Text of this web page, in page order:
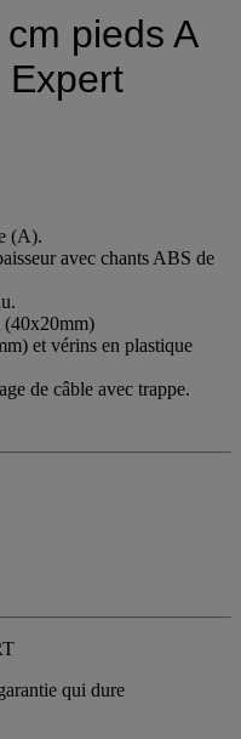
pieds A
Expert
(A).
avec chants ABS de
(40x20mm)
et vérins en plastique
de câble avec trappe.